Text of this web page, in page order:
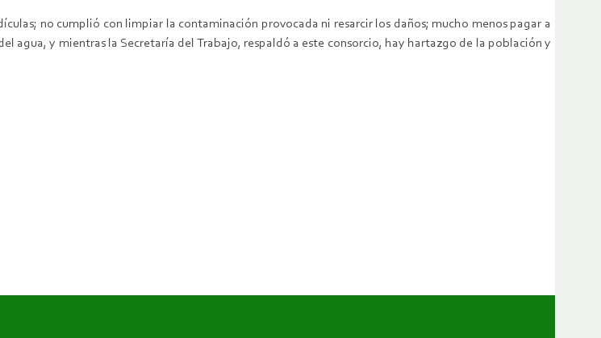
no cumplió con limpiar la contaminación provocada ni resarcir los daños; mucho menos pagar a
agua, y mientras la Secretaría del Trabajo, respaldó a este consorcio, hay hartazgo de la población y